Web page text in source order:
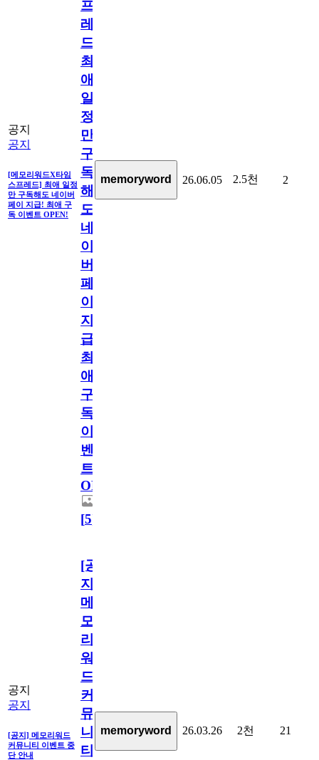
공지
공지
[메모리워드X타임
스프레드] 최애 일정
만 구독해도 네이버
페이 지급! 최애 구
독 이벤트 OPEN!
프
레
드]
최
애
일
정
만
구
독
해
도
네
이
버
페
이
지
급!
최
애
구
독
이
벤
트
OPEN!
[5]
memoryword 26.06.05 2.5천 2
공지
공지
[공지] 메모리워드
커뮤니티 이벤트 중
단 안내
[공
지]
메
모
리
워
드
커
뮤
니
티
memoryword 26.03.26 2천 21